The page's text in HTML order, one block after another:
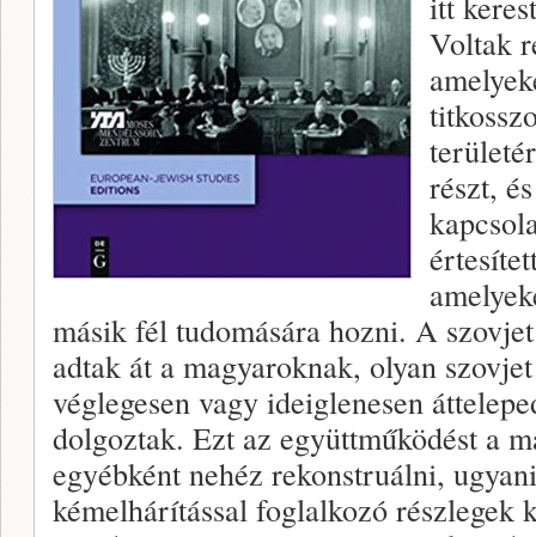
Voltak
részt,
másik fél tudomására hozni. A
adtak át a magyaroknak, olyan
véglegesen vagy ideiglenesen
dolgoztak. Ezt az együttműködést a
egyébként nehéz rekonstruálni,
kémelhárítással foglalkozó részlegek